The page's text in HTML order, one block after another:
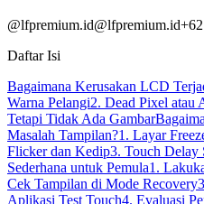
@lfpremium.id@lfpremium.id
Daftar Isi
Bagaimana Kerusakan LCD
Warna Pelangi2. Dead Pixel atau
Tetapi Tidak Ada Gambar
Masalah Tampilan?1. Layar
Flicker dan Kedip3. Touch Delay
Sederhana untuk Pemula1.
Cek Tampilan di Mode Recovery
Aplikasi Test Touch4. Evaluasi